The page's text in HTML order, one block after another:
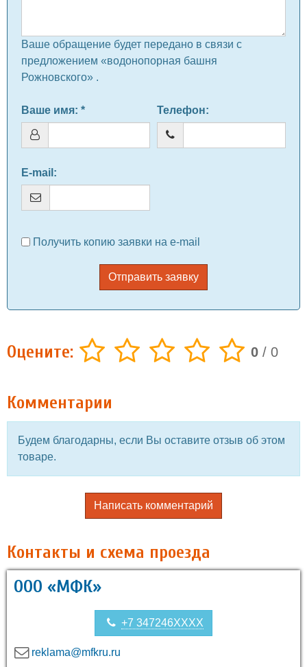
Ваше обращение будет передано в связи с
предложением «водонопорная башня
Рожновского» .
Ваше имя: * Телефон:
E-mail :
Получить копию заявки на e-mail
Отправить заявку
Оцените: 0 / 0
Комментарии
Будем благодарны, если Вы оставите отзыв об этом
товаре.
Написать комментарий
Контакты и схема проезда
ООО «МФК»
+7 347246XXXX
reklama@mfkru.ru